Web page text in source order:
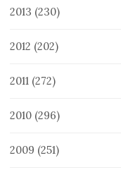
2013 (230)
2012 (202)
2011 (272)
2010 (296)
2009 (251)